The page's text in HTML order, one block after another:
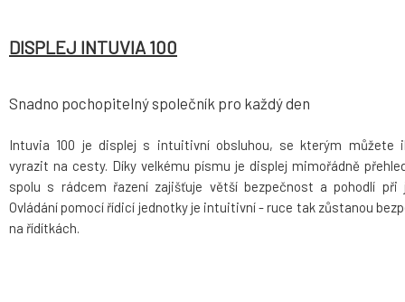
DISPLEJ INTUVIA 100
Snadno pochopitelný společník pro každý den
Intuvia 100 je displej s intuitivní obsluhou, se kterým můžete
vyrazit na cesty. Díky velkému písmu je displej mimořádně
spolu s rádcem řazení zajišťuje větší bezpečnost a pohodlí při
Ovládání pomocí řídicí jednotky je intuitivní - ruce tak zůstanou
na řídítkách.